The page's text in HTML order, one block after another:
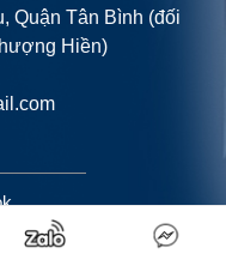
Quận Tân Bình (đối
Hiền)